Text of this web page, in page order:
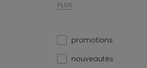
PLUS
promotions
nouveautés